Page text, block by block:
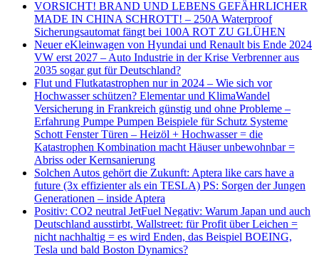
VORSICHT! BRAND UND LEBENS GEFÄHRLICHER
MADE IN CHINA SCHROTT! – 250A Waterproof
Sicherungsautomat fängt bei 100A ROT ZU GLÜHEN
Neuer eKleinwagen von Hyundai und Renault bis Ende 2024
VW erst 2027 – Auto Industrie in der Krise Verbrenner aus
2035 sogar gut für Deutschland?
Flut und Flutkatastrophen nur in 2024 – Wie sich vor
Hochwasser schützen? Elementar und KlimaWandel
Versicherung in Frankreich günstig und ohne Probleme –
Erfahrung Pumpe Pumpen Beispiele für Schutz Systeme
Schott Fenster Türen – Heizöl + Hochwasser = die
Katastrophen Kombination macht Häuser unbewohnbar =
Abriss oder Kernsanierung
Solchen Autos gehört die Zukunft: Aptera like cars have a
future (3x effizienter als ein TESLA) PS: Sorgen der Jungen
Generationen – inside Aptera
Positiv: CO2 neutral JetFuel Negativ: Warum Japan und auch
Deutschland ausstirbt, Wallstreet: für Profit über Leichen =
nicht nachhaltig = es wird Enden, das Beispiel BOEING,
Tesla und bald Boston Dynamics?